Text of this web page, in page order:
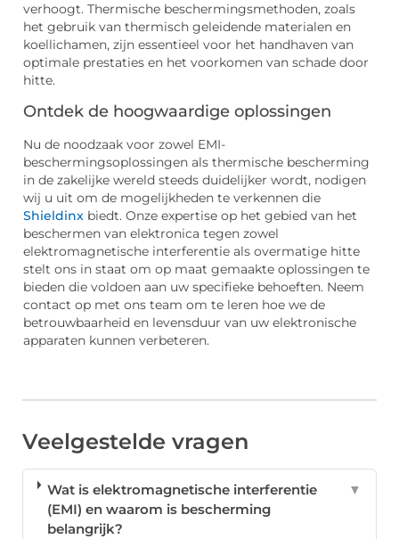
verhoogt. Thermische beschermingsmethoden, zoals
het gebruik van thermisch geleidende materialen en
koellichamen, zijn essentieel voor het handhaven van
optimale prestaties en het voorkomen van schade door
hitte.
Ontdek de hoogwaardige oplossingen
Nu de noodzaak voor zowel EMI-
beschermingsoplossingen als thermische bescherming
in de zakelijke wereld steeds duidelijker wordt, nodigen
wij u uit om de mogelijkheden te verkennen die
Shieldinx biedt. Onze expertise op het gebied van het
beschermen van elektronica tegen zowel
elektromagnetische interferentie als overmatige hitte
stelt ons in staat om op maat gemaakte oplossingen te
bieden die voldoen aan uw specifieke behoeften. Neem
contact op met ons team om te leren hoe we de
betrouwbaarheid en levensduur van uw elektronische
apparaten kunnen verbeteren.
Veelgestelde vragen
Wat is elektromagnetische interferentie
(EMI) en waarom is bescherming
belangrijk?
▼